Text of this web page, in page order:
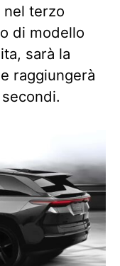
nel terzo
di modello
sarà la
raggiungerà